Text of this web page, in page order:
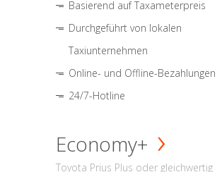
Basierend auf Taxameterpreis
Durchgeführt von lokalen
Taxiunternehmen
Online- und Offline-Bezahlungen
24/7-Hotline
Economy+
Toyota Prius Plus oder gleichwertig